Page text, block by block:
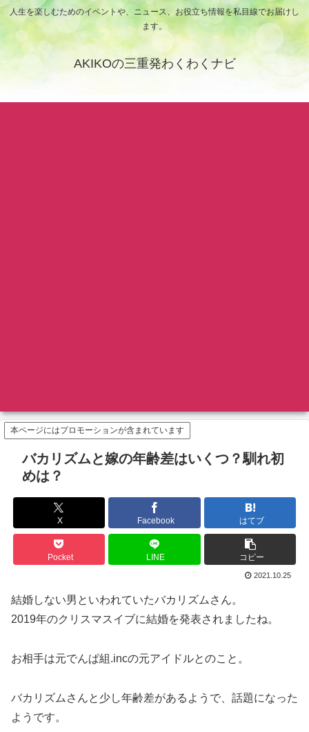
人生を楽しむためのイベントや、ニュース、お役立ち情報を私目線でお届けし
ます。
AKIKOの三重発わくわくナビ
本ページにはプロモーションが含まれています
バカリズムと嫁の年齢差はいくつ？馴れ初
めは？
X Facebook はてブ
Pocket LINE コピー
2021.10.25
結婚しない男といわれていたバカリズムさん。
2019年のクリスマスイブに結婚を発表されましたね。
お相手は元でんぱ組.incの元アイドルとのこと。
バカリズムさんと少し年齢差があるようで、話題になった
ようです。